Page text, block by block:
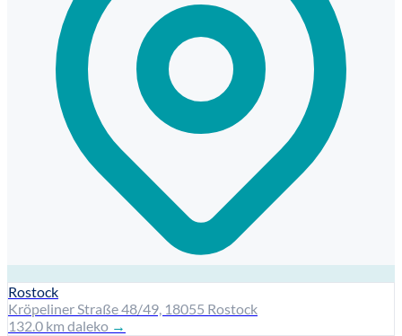
Rostock
Kröpeliner Straße 48/49, 18055 Rostock
132.0 km daleko →